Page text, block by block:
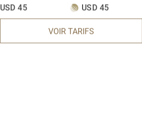
USD 45 USD 45
VOIR TARIFS